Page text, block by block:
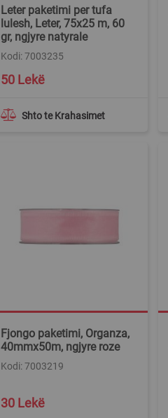
Leter paketimi per tufa
lulesh, Leter, 75x25 m, 60
gr, ngjyre natyrale
Kodi: 7003235
Shto te Krahasimet
50 Lekë
Fjongo paketimi, Organza,
40mmx50m, ngjyre roze
Kodi: 7003219
30 Lekë